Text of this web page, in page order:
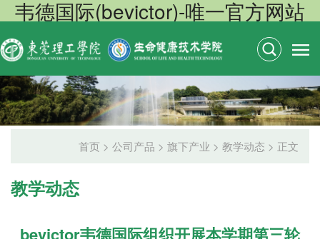
韦德国际(bevictor)-唯一官方网站
首页 > 公司产品 > 旗下产业 > 教学动态 > 正文
教学动态
bevictor韦德国际组织开展本学期第三轮